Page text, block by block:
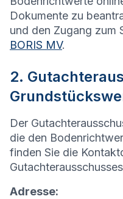
Dokumente zu
und den Zugang zum
BORIS MV.
2.
Der
die den
finden Sie die
Adresse: